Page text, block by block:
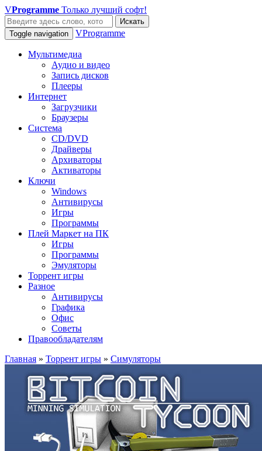
VProgramme Только лучший софт!
Искать
Toggle navigation
VProgramme
Мультимедиа
Аудио и видео
Запись дисков
Плееры
Интернет
Загрузчики
Браузеры
Система
CD/DVD
Драйверы
Архиваторы
Активаторы
Ключи
Windows
Антивирусы
Игры
Программы
Плей Маркет на ПК
Игры
Программы
Эмуляторы
Торрент игры
Разное
Антивирусы
Графика
Офис
Советы
Правообладателям
Главная » Торрент игры » Симуляторы